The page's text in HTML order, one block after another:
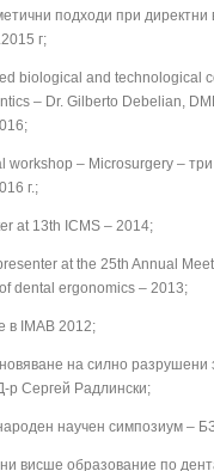
подходи при директни
г;
biological and technological
– Dr. Gilberto Debelian,
workshop – Microsurgery –
г.;
at 13th ICMS – 2014;
at the 25th Annual
dental ergonomics – 2013;
в IMAB 2012;
на силно разрушени
р Сергей Радлински;
научен симпозиум –
висше образование по